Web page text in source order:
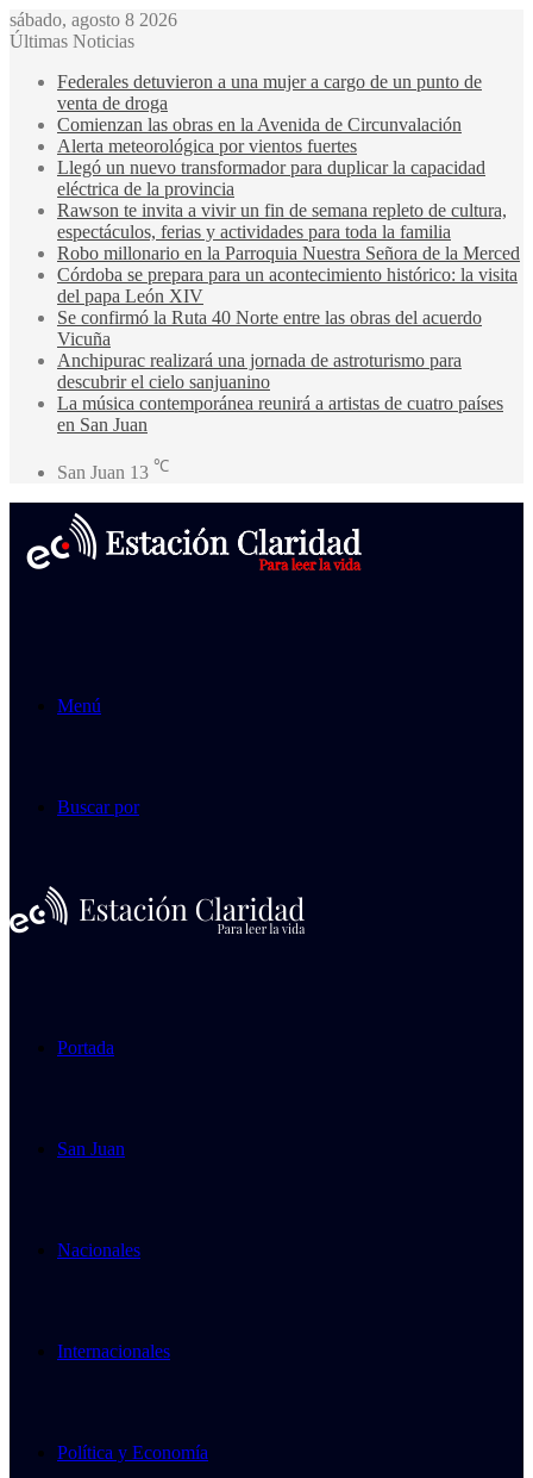
sábado, agosto 8 2026
Últimas Noticias
Federales detuvieron a una mujer a cargo de un punto de
venta de droga
Comienzan las obras en la Avenida de Circunvalación
Alerta meteorológica por vientos fuertes
Llegó un nuevo transformador para duplicar la capacidad
eléctrica de la provincia
Rawson te invita a vivir un fin de semana repleto de cultura,
espectáculos, ferias y actividades para toda la familia
Robo millonario en la Parroquia Nuestra Señora de la Merced
Córdoba se prepara para un acontecimiento histórico: la visita
del papa León XIV
Se confirmó la Ruta 40 Norte entre las obras del acuerdo
Vicuña
Anchipurac realizará una jornada de astroturismo para
descubrir el cielo sanjuanino
La música contemporánea reunirá a artistas de cuatro países
en San Juan
San Juan 13 ℃
Menú
Buscar por
Portada
San Juan
Nacionales
Internacionales
Política y Economía